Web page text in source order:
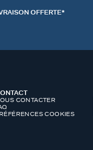
OFFERTE*
CONTACTER
COOKIES